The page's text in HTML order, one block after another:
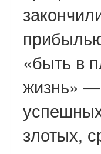
«быть в
жизнь»
злотых,